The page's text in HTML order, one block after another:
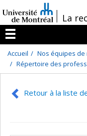
au
contenu
/La
Menu
Accueil
Nos équipes de
Répertoire des
Retour à la liste